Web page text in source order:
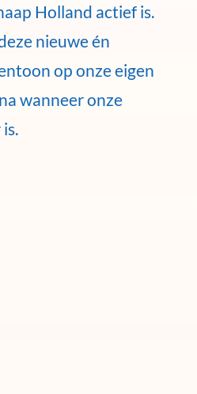
Holland actief is.
nieuwe én
op onze eigen
wanneer onze